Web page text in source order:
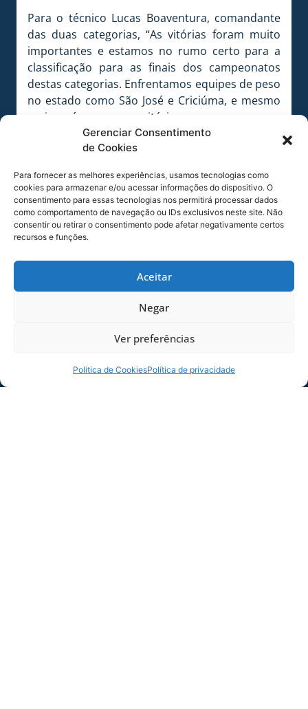
Gerenciar Consentimento
de Cookies
Para fornecer as melhores experiências, usamos tecnologias como
cookies para armazenar e/ou acessar informações do dispositivo. O
consentimento para essas tecnologias nos permitirá processar dados
como comportamento de navegação ou IDs exclusivos neste site. Não
consentir ou retirar o consentimento pode afetar negativamente certos
recursos e funções.
Aceitar
Negar
Ver preferências
Politica de CookiesPolítica de privacidade
Para o técnico Lucas Boaventura, comandante
das duas categorias, “As vitórias foram muito
importantes e estamos no rumo certo para a
classificação para as finais dos campeonatos
destas categorias. Enfrentamos equipes de peso
no estado como São José e Criciúma, e mesmo
assim saímos com as vitórias o que prova que o
trabalho esta no caminho certo.”
Nesta segunda-feira é a vez da equipe Sub 19
estrear no campeonato estadual contra a
equipe de Balneário Camboriú. O jogo será às 19
horas, no Ginásio Rozendo Lima (Instituto
A Adiee/Avaí/Fme Basquete é uma parceria
entre a Associação Desportiva do Instituto
Fundação Municipal de Esportes de
viagens Megatrip e o do Colégio Tendência.